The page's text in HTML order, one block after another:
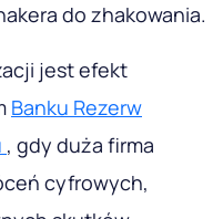
do zhakowania.
jest efekt
Banku Rezerw
, gdy duża firma
cyfrowych,